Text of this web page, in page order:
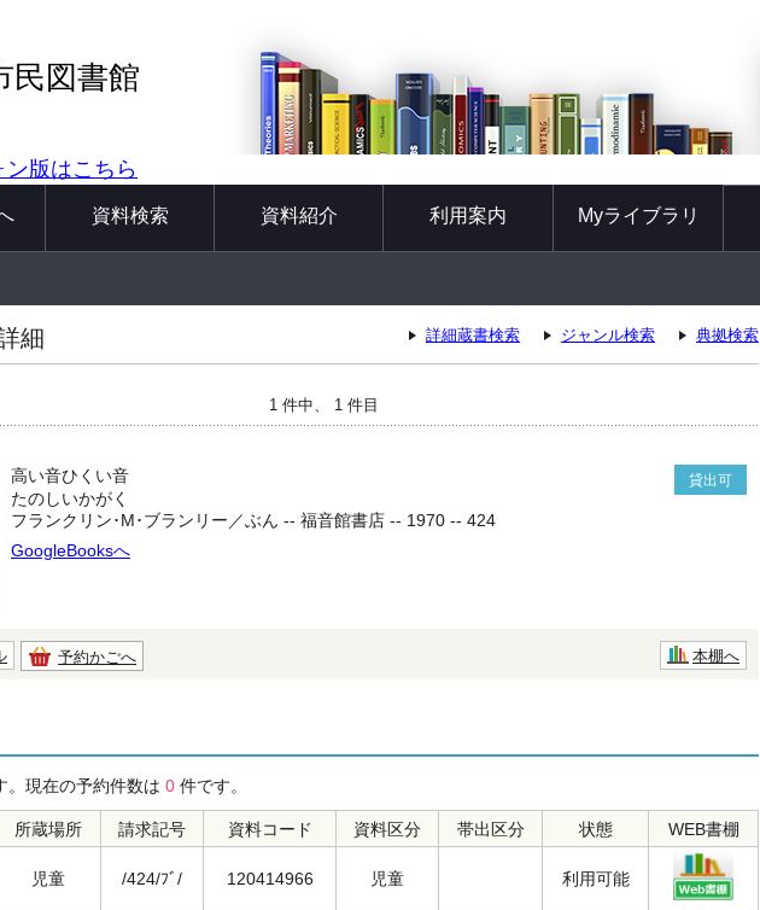
民図書館
版はこちら
資料検索 資料紹介 利用案内 Myライブラリ
細 詳細蔵書検索 ジャンル検索 典拠検索
1 件中、 1 件目
高い音ひくい音 貸出可
たのしいかがく
フランクリン･M･ブランリー／ぶん -- 福音館書店 -- 1970 -- 424
GoogleBooksへ
予約かごへ 本棚へ
。現在の予約件数は 0 件です。
所蔵場所 請求記号 資料コード 資料区分 帯出区分 状態 WEB書棚
児童 /424/ﾌﾞ/ 120414966 児童 利用可能